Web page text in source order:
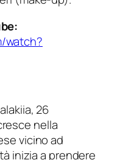
watch?
26
nella
vicino ad
inizia a prendere